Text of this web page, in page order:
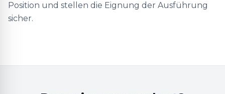
Position und stellen die Eignung der Ausführung
sicher.